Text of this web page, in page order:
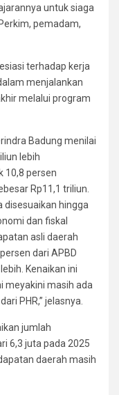
untuk siaga
pemadam,
terhadap kerja
menjalankan
melalui program
Badung menilai
lebih
10,8 persen
Rp11,1 triliun.
disesuaikan hingga
dan fiskal
asli daerah
dari APBD
Kenaikan ini
meyakini masih ada
PHR,” jelasnya.
jumlah
6,3 juta pada 2025
daerah masih